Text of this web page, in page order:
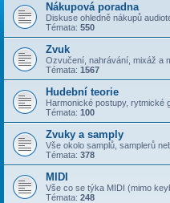
Nákupová poradna
Diskuse ohledně nákupů
Témata: 550
Zvuk
Ozvučení, nahrávání, mixáž a
Témata: 1567
Hudební teorie
Harmonické postupy, rytmické
Témata: 100
Zvuky a samply
Vše okolo samplů, samplerů
Témata: 378
MIDI
Vše co se týka MIDI (mimo
Témata: 248